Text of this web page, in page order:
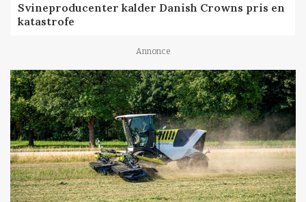
Svineproducenter kalder Danish Crowns pris en
katastrofe
Annonce